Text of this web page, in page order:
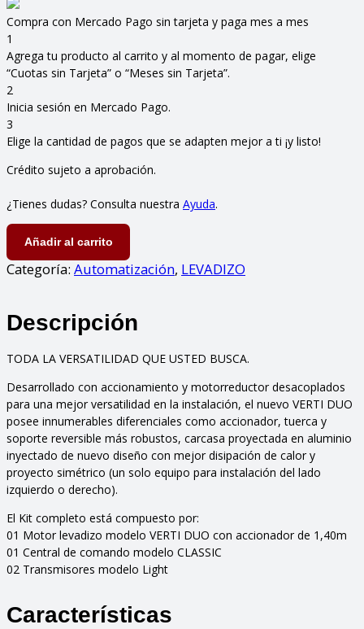
Compra con Mercado Pago sin tarjeta y paga mes a mes
1
Agrega tu producto al carrito y al momento de pagar, elige
“Cuotas sin Tarjeta” o “Meses sin Tarjeta”.
2
Inicia sesión en Mercado Pago.
3
Elige la cantidad de pagos que se adapten mejor a ti ¡y listo!
Crédito sujeto a aprobación.
¿Tienes dudas? Consulta nuestra Ayuda.
KIT
VERTI
DUO
PASO
80
+2
remotos
LIGHT
2BOT.
cantidad
Añadir al carrito
Categoría: Automatización, LEVADIZO
Descripción
TODA LA VERSATILIDAD QUE USTED BUSCA.
Desarrollado con accionamiento y motorreductor desacoplados
para una mejor versatilidad en la instalación, el nuevo VERTI DUO
posee innumerables diferenciales como accionador, tuerca y
soporte reversible más robustos, carcasa proyectada en aluminio
inyectado de nuevo diseño con mejor disipación de calor y
proyecto simétrico (un solo equipo para instalación del lado
izquierdo o derecho).
El Kit completo está compuesto por:
01 Motor levadizo modelo VERTI DUO con accionador de 1,40m
01 Central de comando modelo CLASSIC
02 Transmisores modelo Light
Características